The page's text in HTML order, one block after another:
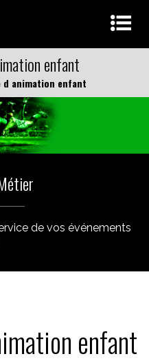
enfant
d animation enfant
de vos événements
enfant